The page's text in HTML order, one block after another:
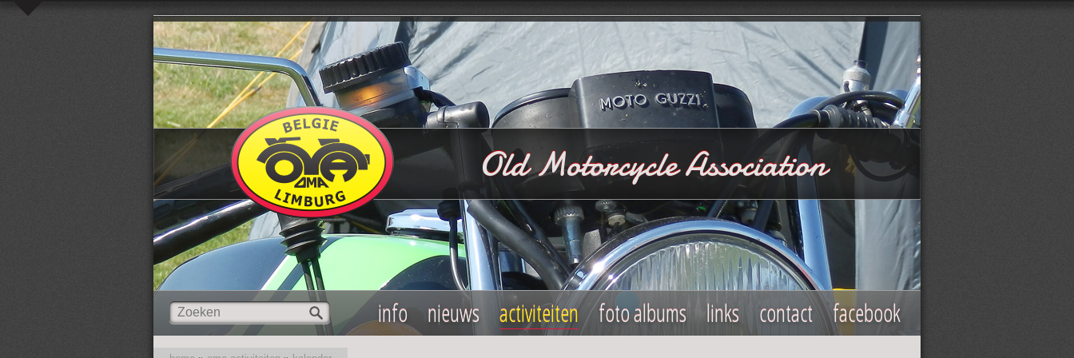
Overslaan en naar de inhoud gaan
Old Motorcycle Association
Zoekveld
Zoeken info nieuws activiteiten foto albums links contact facebook